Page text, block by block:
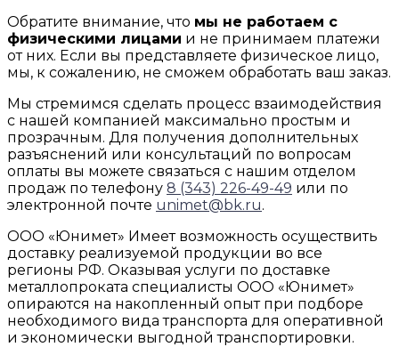
Обратите внимание, что мы не работаем с
физическими лицами и не принимаем платежи
от них. Если вы представляете физическое лицо,
мы, к сожалению, не сможем обработать ваш заказ.
Мы стремимся сделать процесс взаимодействия
с нашей компанией максимально простым и
прозрачным. Для получения дополнительных
разъяснений или консультаций по вопросам
оплаты вы можете связаться с нашим отделом
продаж по телефону 8 (343) 226-49-49 или по
электронной почте unimet@bk.ru.
ООО «Юнимет» Имеет возможность осуществить
доставку реализуемой продукции во все
регионы РФ. Оказывая услуги по доставке
металлопроката специалисты ООО «Юнимет»
опираются на накопленный опыт при подборе
необходимого вида транспорта для оперативной
и экономически выгодной транспортировки.